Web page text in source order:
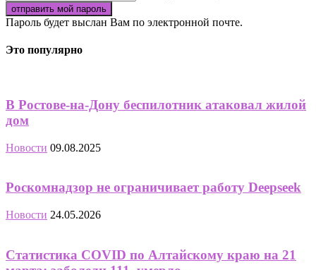
Пароль будет выслан Вам по электронной почте.
Это популярно
В Ростове-на-Дону беспилотник атаковал жилой
дом
Новости 09.08.2025
Роскомнадзор не ограничивает работу Deepseek
Новости 24.05.2026
Статистика COVID по Алтайскому краю на 21